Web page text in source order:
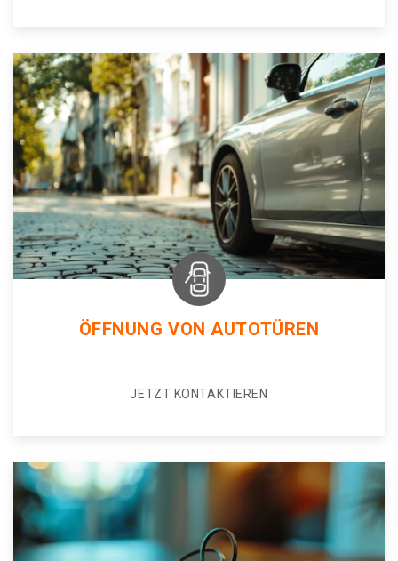
ÖFFNUNG VON AUTOTÜREN
JETZT KONTAKTIEREN